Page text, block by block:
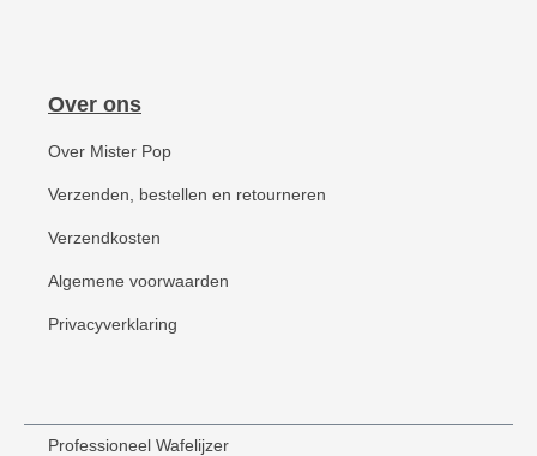
Over ons
Over Mister Pop
Verzenden, bestellen en retourneren
Verzendkosten
Algemene voorwaarden
Privacyverklaring
Professioneel Wafelijzer